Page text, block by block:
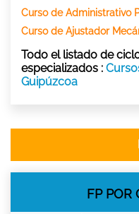
Curso de Administrativo
Curso de Ajustador
Todo el listado de
especializados :
Guipúzcoa
FP POR